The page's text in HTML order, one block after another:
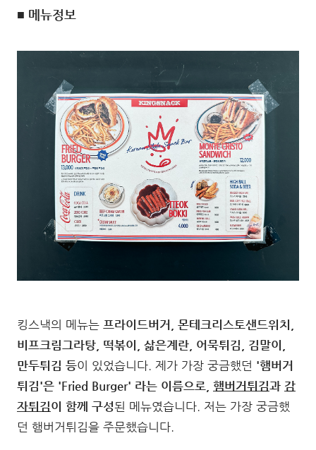
■ 메뉴정보
킹스낵의 메뉴는 프라이드버거, 몬테크리스토샌드위치,
비프크림그라탕, 떡볶이, 삶은계란, 어묵튀김, 김말이,
만두튀김 등이 있었습니다. 제가 가장 궁금했던 '햄버거
튀김'은 'Fried Burger' 라는 이름으로, 햄버거튀김과 감
자튀김이 함께 구성된 메뉴였습니다. 저는 가장 궁금했
던 햄버거튀김을 주문했습니다.